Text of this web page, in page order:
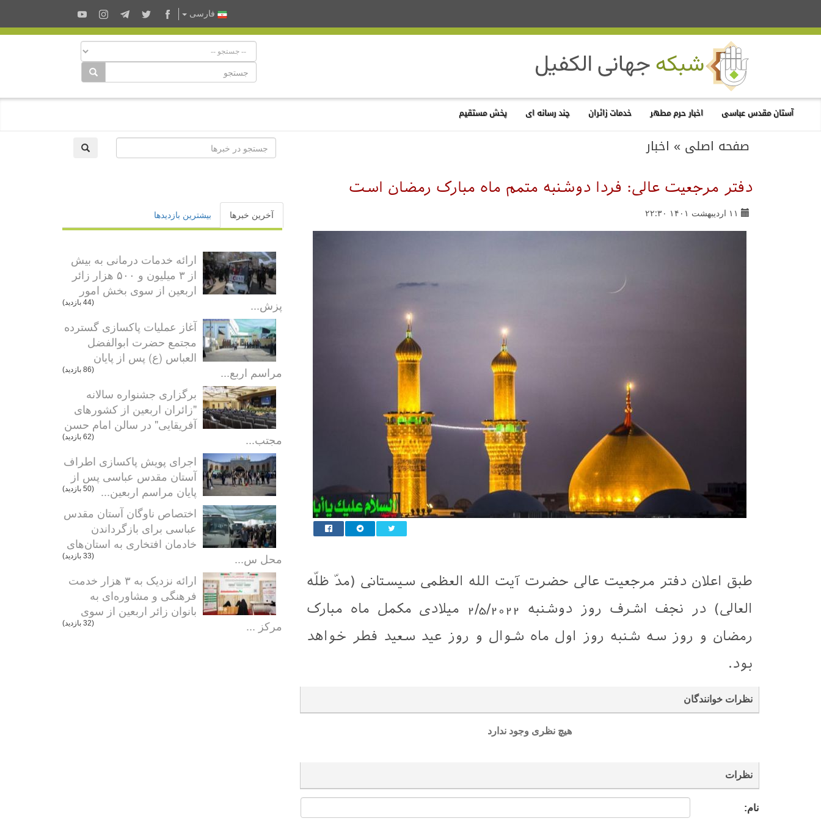
فارسى
آستان مقدس عباسی اخبار حرم مطهر خدمات زائران چند رسانه ای پخش مستقیم
صفحه اصلی » اخبار
دفتر مرجعیت عالی: فردا دوشنبه متمم ماه مبارک رمضان است
۱۱ اردیبهشت ۱۴۰۱ ۲۲:۳۰
طبق اعلان دفتر مرجعیت عالی حضرت آیت الله العظمی سیستانی (مدّ ظلّه
العالی) در نجف اشرف روز دوشنبه 2/5/2022 میلادی مکمل ماه مبارک
رمضان و روز سه شنبه روز اول ماه شوال و روز عید سعید فطر خواهد
بود.
نظرات خوانندگان
هیچ نظری وجود ندارد
نظرات
نام:
آخرین خبرها بیشترین بازدیدها
ارائه خدمات درمانی به بیش
از ۳ میلیون و ۵۰۰ هزار زائر
اربعین از سوی بخش امور
پزش...
(44 بازدید)
آغاز عملیات پاکسازی گسترده
مجتمع حضرت ابوالفضل
العباس (ع) پس از پایان
مراسم اربع...
(86 بازدید)
برگزاری جشنواره سالانه
"زائران اربعین از کشورهای
آفریقایی" در سالن امام حسن
مجتب...
(62 بازدید)
اجرای پویش پاکسازی اطراف
آستان مقدس عباسی پس از
پایان مراسم اربعین...
(50 بازدید)
اختصاص ناوگان آستان مقدس
عباسی برای بازگرداندن
خادمان افتخاری به استان‌های
محل س...
(33 بازدید)
ارائه نزدیک به ۳ هزار خدمت
فرهنگی و مشاوره‌ای به
بانوان زائر اربعین از سوی
مرکز ...
(32 بازدید)